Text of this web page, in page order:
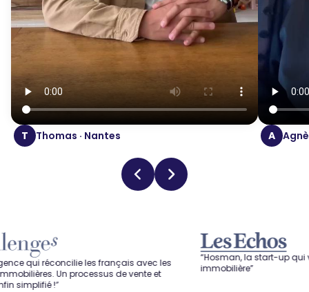
T Thomas · Nantes A
les français avec les
processus de vente et
“Hosman, la start-up qui veut
immobilière”